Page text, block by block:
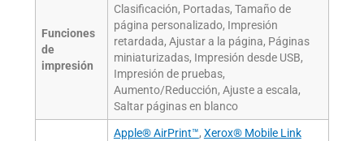
Funciones
de
impresión
Clasificación, Portadas, Tamaño de
página personalizado, Impresión
retardada, Ajustar a la página, Páginas
miniaturizadas, Impresión desde USB,
Impresión de pruebas,
Aumento/Reducción, Ajuste a escala,
Saltar páginas en blanco
Apple® AirPrint™, Xerox® Mobile Link